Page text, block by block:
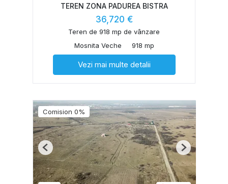
TEREN ZONA PADUREA BISTRA
36,720 €
Teren de 918 mp de vânzare
Mosnita Veche
918 mp
Vezi mai multe detalii
Comision 0%
Previous Next